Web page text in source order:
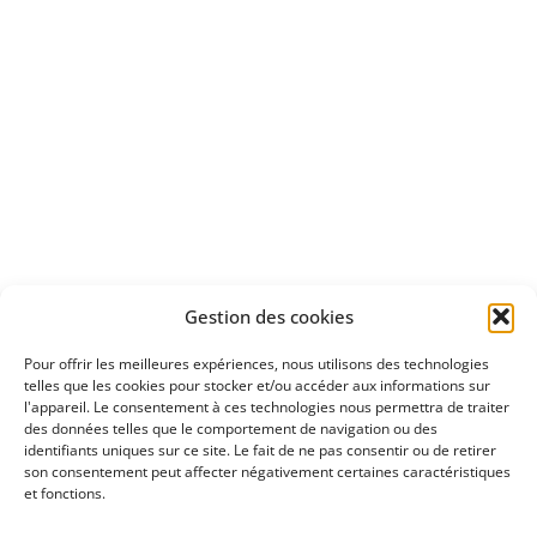
Gestion des cookies
Pour offrir les meilleures expériences, nous utilisons des technologies
telles que les cookies pour stocker et/ou accéder aux informations sur
l'appareil. Le consentement à ces technologies nous permettra de traiter
des données telles que le comportement de navigation ou des
identifiants uniques sur ce site. Le fait de ne pas consentir ou de retirer
son consentement peut affecter négativement certaines caractéristiques
et fonctions.
Découvrez